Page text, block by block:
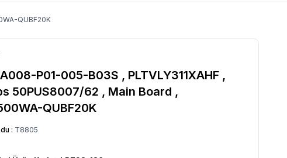
QUBF20K
P01-005-B03S , PLTVLY311XAHF ,
50PUS8007/62 , Main Board ,
QUBF20K
: T8805